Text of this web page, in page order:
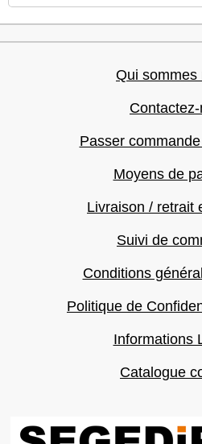
Qui sommes
Passer
Moyens de
Livraison / retrait
Suivi de
Conditions
Politique de
Informations
Catalogue